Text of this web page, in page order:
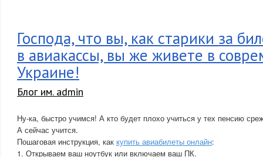
Господа, что вы, как старики за
в авиакассы, вы же живете в
Украине!
Блог им. admin
Ну-ка, быстро учимся! А кто будет плохо учиться у тех пенсию
А сейчас учится.
Пошаговая инструкция, как купить авиабилеты онлайн:
1. Открываем ваш ноутбук или включаем ваш ПК.